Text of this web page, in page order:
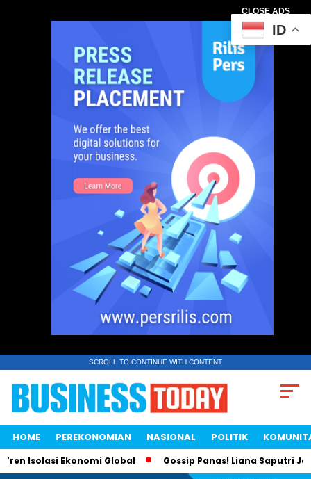
CLOSE ADS
SCROLL TO CONTINUE WITH CONTENT
HOME PEREKONOMIAN NASIONAL POLITIK
Isolasi Ekonomi Global Gossip Panas! Liana Saputri
ID